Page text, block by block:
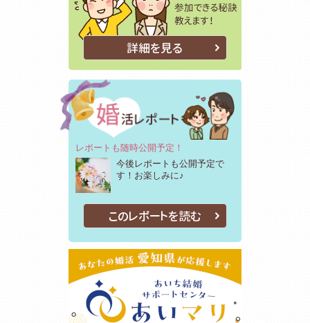
詳細を見る
レポートも随時公開予定！
今後レポートも公開予定で
す！お楽しみに♪
このレポートを読む